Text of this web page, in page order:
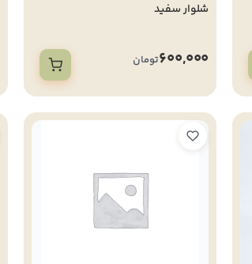
شلوار سفید
600,000تومان